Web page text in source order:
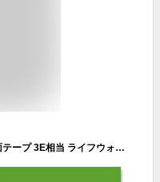
[アシックスウォーキング] スニーカー 面テープ 3E相当 ライフウォーカー1 メンズ CF/CF 24.5 cm 3E